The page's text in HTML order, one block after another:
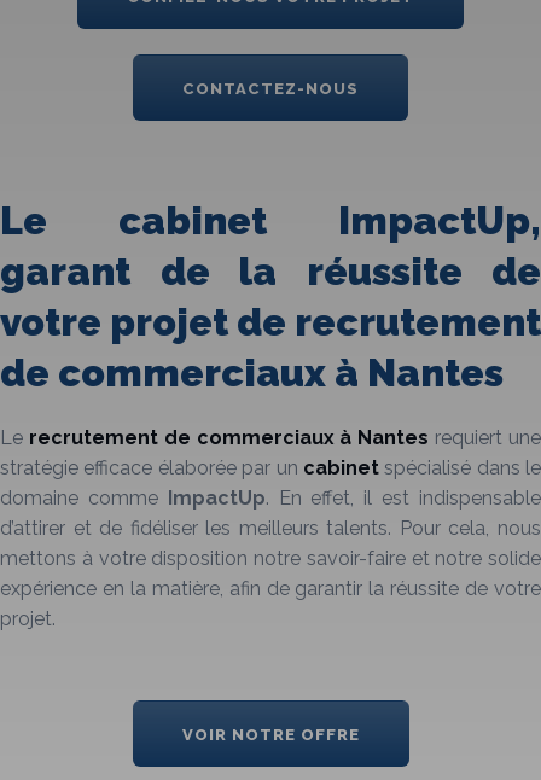
CONTACTEZ-NOUS
Le cabinet ImpactUp,
garant de la réussite de
votre projet de recrutement
de commerciaux à Nantes
Le recrutement de commerciaux à Nantes requiert une
stratégie efficace élaborée par un cabinetspécialisé dans le
domaine comme
ImpactUp. En effet, il est indispensable
d’attirer et de fidéliser les meilleurs talents. Pour cela, nous
mettons à votre disposition notre savoir-faire et notre solide
expérience en la matière, afin de garantir la réussite de votre
projet.
VOIR NOTRE OFFRE